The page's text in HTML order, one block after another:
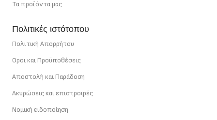
Τα προϊόντα μας
Πολιτικές ιστότοπου
Πολιτική Απορρήτου
Οροι και Προϋποθέσεις
Αποστολή και Παράδοση
Ακυρώσεις και επιστροφές
Νομική ειδοποίηση